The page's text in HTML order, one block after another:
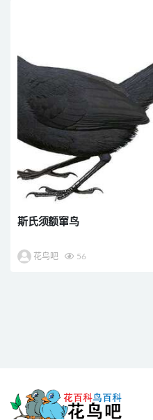
斯氏须额窜鸟
花鸟吧 56